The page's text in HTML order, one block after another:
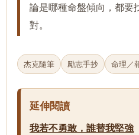
論是哪種命盤傾向，都要
對。
杰克隨筆 勵志手抄 命理／
延伸閱讀
我若不勇敢，誰替我堅強